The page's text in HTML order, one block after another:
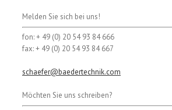
Melden Sie sich bei uns!
fon: + 49 (0) 20 54 93 84 666
fax: + 49 (0) 20 54 93 84 667
schaefer@baedertechnik.com
Möchten Sie uns schreiben?